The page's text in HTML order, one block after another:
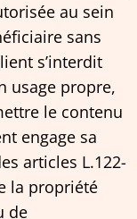
au sein
sans
s’interdit
usage propre,
le contenu
engage sa
articles L.122-
la propriété
de